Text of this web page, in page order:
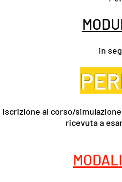
in
iscrizione al corso/
ricevuta a